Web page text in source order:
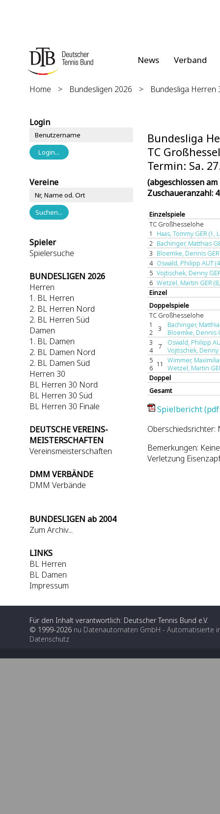
News Verband
Home > Bundesligen 2026 > Bundesliga Herren
Login
Vereine
Spieler
Spielersuche
BUNDESLIGEN 2026
Herren
1. BL Herren
2. BL Herren Nord
2. BL Herren Süd
Damen
1. BL Damen
2. BL Damen Nord
2. BL Damen Süd
Herren 30
BL Herren 30 Nord
BL Herren 30 Süd
BL Herren 30 Finale
DEUTSCHE VEREINS-
MEISTERSCHAFTEN
Vereinsmeisterschaften
DMM VERBÄNDE
DMM Verbände
BUNDESLIGEN ab 2004
Zum Archiv...
LINKS
BL Herren
BL Damen
Impressum
Bundesliga
TC
Termin: Sa.
(abgeschlossen am
Zuschaueranzahl:
Einzelspiele
TC Großhesselohe
1
Haas, Tommy GER (1,
2 Bachinger, Matthias
3 Bloemke, Dennis GER
4 Oswald, Philipp AUT
5 Vojtischek, Denny
6 Wetzel, Martin GER
Einzel
Doppelspiele
TC Großhesselohe
1
2
3
Bachinger,
Bloemke, Dennis
3
4
7
Oswald, Philipp
Vojtischek, Denny
5
6 11
Wimmer,
Wetzel, Martin
Doppel
Gesamt
Spielbericht
Oberschiedsrichter:
Bemerkungen:
Verletzung
Für den Inhalt verantwortlich: Deutscher Tennis Bund e.V.
© 1999-2026 nu Datenautomaten GmbH - Automatisierte
Datenschutz